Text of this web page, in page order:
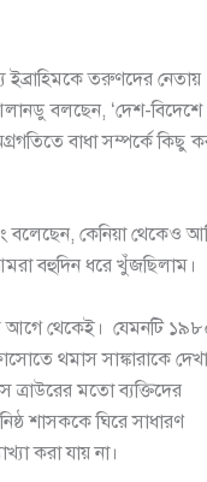
ইব্রাহিমকে তরুণদের নেতায়
বলছেন, ‘দেশ-বিদেশে
বাধা সম্পর্কে কিছু
বলেছেন, কেনিয়া থেকেও
বহুদিন ধরে খুঁজছিলাম।
আগে থেকেই। যেমনটি
থমাস সাঙ্কারাকে দেখা
ত্রাউরের মতো ব্যক্তিদের
শাসককে ঘিরে সাধারণ
করা যায় না।